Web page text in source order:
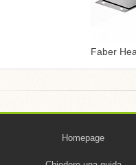
Faber
Homepage